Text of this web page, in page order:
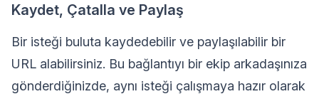
Kaydet, Çatalla ve Paylaş
Bir isteği buluta kaydedebilir ve paylaşılabilir bir
URL alabilirsiniz. Bu bağlantıyı bir ekip arkadaşınıza
gönderdiğinizde, aynı isteği çalışmaya hazır olarak